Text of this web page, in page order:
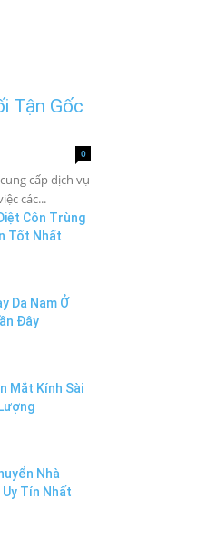
Tận Gốc
0
cấp dịch vụ
các...
Côn Trùng
Tốt Nhất
Da Nam Ở
Đây
Mắt Kính Sài
Nhà
Tín Nhất